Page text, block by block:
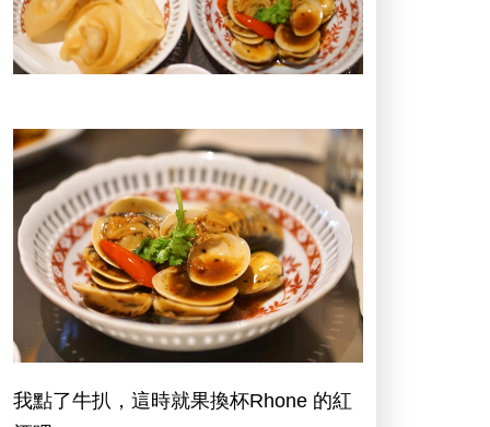
我點了牛扒，這時就果換杯Rhone 的紅